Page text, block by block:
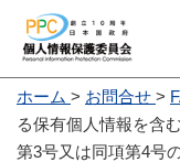
ホーム お問合せ
る保有個人情報を含
第3号又は同項第4号